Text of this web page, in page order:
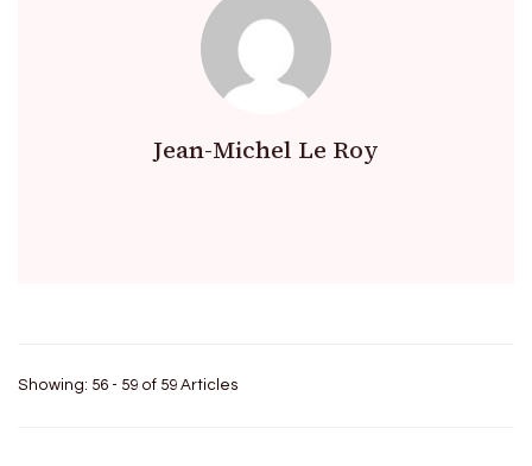
Jean-Michel Le Roy
Showing: 56 - 59 of 59 Articles